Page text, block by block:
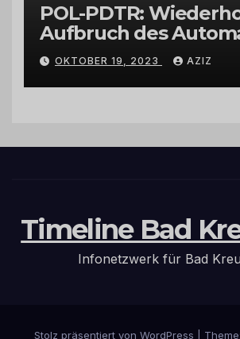
POL-PDTR:
Aufbruch des
Wohnmobilstellplatz
Hermeskeil am
OKTOBER 19, 2023 AZIZ
Timeline Bad
Infonetzwerk für Bad
Stolz präsentiert von WordPress